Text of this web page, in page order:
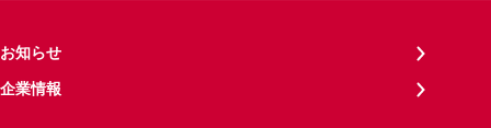
お知らせ
企業情報